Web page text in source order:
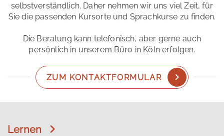
selbstverständlich. Daher nehmen wir uns viel Zeit, für
Sie die passenden Kursorte und Sprachkurse zu finden.
Die Beratung kann telefonisch, aber gerne auch
persönlich in unserem Büro in Köln erfolgen.
ZUM KONTAKTFORMULAR
Lernen